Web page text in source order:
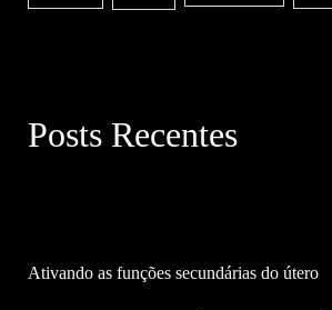
Posts Recentes
Ativando as funções secundárias do útero